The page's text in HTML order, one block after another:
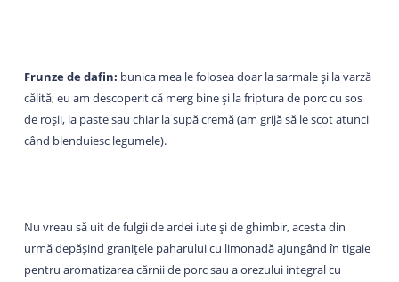
Frunze de dafin: bunica mea le folosea doar la sarmale și la varză
călită, eu am descoperit că merg bine și la friptura de porc cu sos
de roșii, la paste sau chiar la supă cremă (am grijă să le scot atunci
când blenduiesc legumele).
Nu vreau să uit de fulgii de ardei iute și de ghimbir, acesta din
urmă depășind granițele paharului cu limonadă ajungând în tigaie
pentru aromatizarea cărnii de porc sau a orezului integral cu